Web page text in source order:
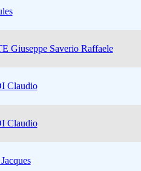
Giuseppe Saverio Raffaele
Claudio
Claudio